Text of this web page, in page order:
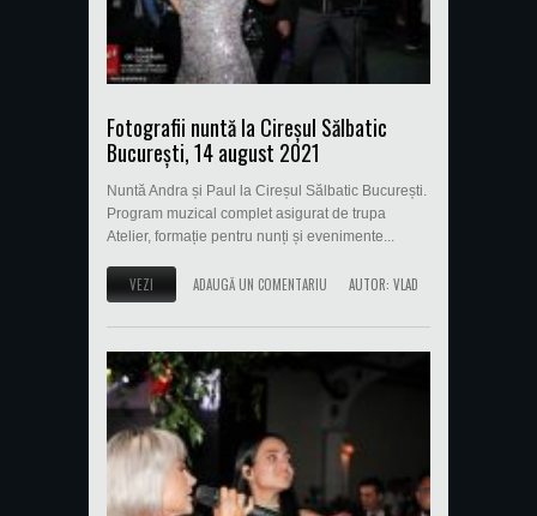
Fotografii nuntă la Cireșul Sălbatic
București, 14 august 2021
Nuntă Andra și Paul la Cireșul Sălbatic București.
Program muzical complet asigurat de trupa
Atelier, formație pentru nunți și evenimente...
VEZI ADAUGĂ UN COMENTARIU AUTOR: VLAD